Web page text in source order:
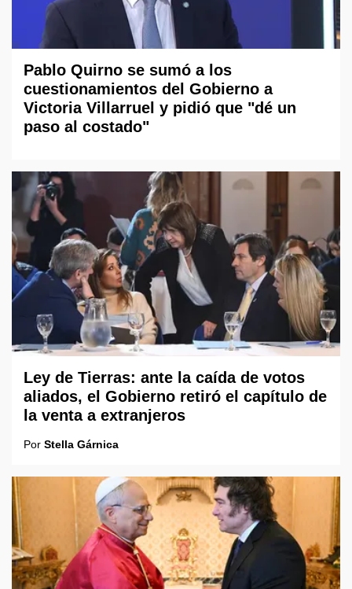
Pablo Quirno se sumó a los
cuestionamientos del Gobierno a
Victoria Villarruel y pidió que "dé un
paso al costado"
Ley de Tierras: ante la caída de votos
aliados, el Gobierno retiró el capítulo de
la venta a extranjeros
Por Stella Gárnica